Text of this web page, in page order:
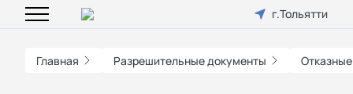
г.Тольятти
Главная Разрешительные документы